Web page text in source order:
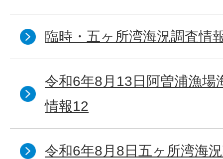
臨時・五ヶ所湾海況調査情
令和6年8月13日阿曽浦漁場
情報12
令和6年8月8日五ヶ所湾海